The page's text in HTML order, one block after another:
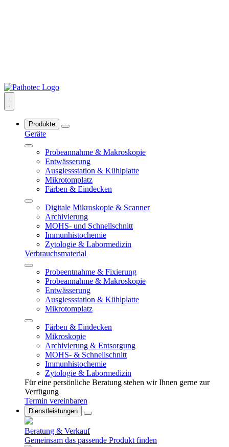
Produkte
Geräte
Probeannahme & Makroskopie
Entwässerung
Ausgiessstation & Kühlplatte
Mikrotomplatz
Färben & Eindecken
Digitale Mikroskopie & Scanner
Archivierung
MOHS- und Schnellschnitt
Immunhistochemie
Zytologie & Labormedizin
Verbrauchsmaterial
Probeentnahme & Fixierung
Probeannahme & Makroskopie
Entwässerung
Ausgiessstation & Kühlplatte
Mikrotomplatz
Färben & Eindecken
Mikroskopie
Archivierung & Entsorgung
MOHS- & Schnellschnitt
Immunhistochemie
Zytologie & Labormedizin
Für eine persönliche Beratung stehen wir Ihnen gerne zur
Verfügung
Termin vereinbaren
Dienstleistungen
Beratung & Verkauf
Gemeinsam das passende Produkt finden